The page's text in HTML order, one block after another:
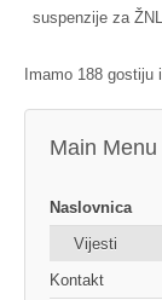
suspenzije za
Imamo 188
Main Menu
Naslovnica
Vijesti
Kontakt